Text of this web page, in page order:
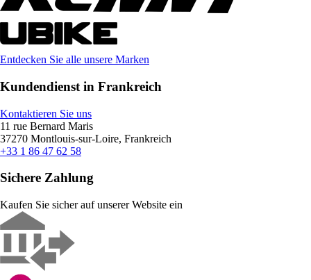
Entdecken Sie alle unsere Marken
Kundendienst in Frankreich
Kontaktieren Sie uns
11 rue Bernard Maris
37270 Montlouis-sur-Loire, Frankreich
+33 1 86 47 62 58
Sichere Zahlung
Kaufen Sie sicher auf unserer Website ein